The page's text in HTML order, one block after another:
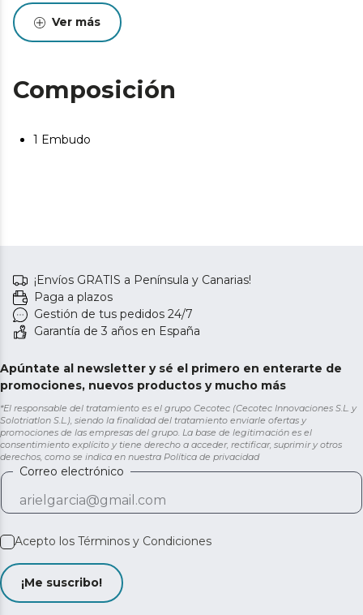
Ver más
Composición
1 Embudo
¡Envíos GRATIS a Península y Canarias!
Paga a plazos
Gestión de tus pedidos 24/7
Garantía de 3 años en España
Apúntate al newsletter y sé el primero en enterarte de
promociones, nuevos productos y mucho más
*El responsable del tratamiento es el grupo Cecotec (Cecotec Innovaciones S.L. y
Solotriatlon S.L.), siendo la finalidad del tratamiento enviarle ofertas y
promociones de las empresas del grupo. La base de legitimación es el
consentimiento explícito y tiene derecho a acceder, rectificar, suprimir y otros
derechos, como se indica en nuestra Política de privacidad
Correo electrónico
Acepto los Términos y Condiciones
¡Me suscribo!